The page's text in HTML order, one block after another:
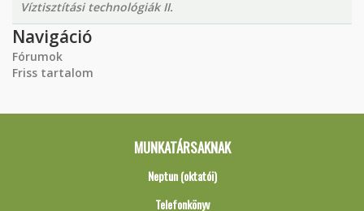
Víztisztítási technológiák II.
Navigáció
Fórumok
Friss tartalom
MUNKATÁRSAKNAK
Neptun (oktatói)
Telefonkönyv